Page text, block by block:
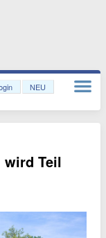
NEU
wird Teil